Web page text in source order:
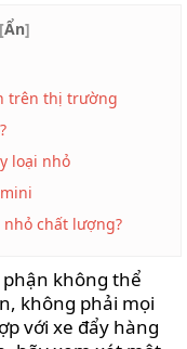
[Ẩn]
trên thị trường
loại nhỏ
chất lượng?
không thể
không phải mọi
với xe đẩy hàng